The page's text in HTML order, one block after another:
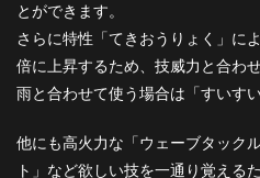
とができます。
さらに特性「てきおうりょく」に
倍に上昇するため、技威力と合わ
雨と合わせて使う場合は「すいす
他にも高火力な「ウェーブタック
ト」など欲しい技を一通り覚える